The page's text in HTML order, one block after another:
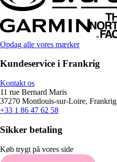
Opdag alle vores mærker
Kundeservice i Frankrig
Kontakt os
11 rue Bernard Maris
37270 Montlouis-sur-Loire, Frankrig
+33 1 86 47 62 58
Sikker betaling
Køb trygt på vores side